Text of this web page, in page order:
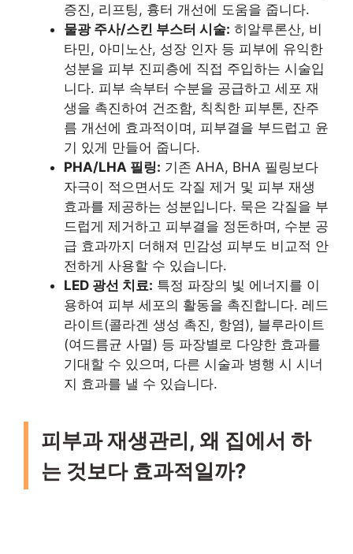
증진, 리프팅, 흉터 개선에 도움을 줍니다.
물광 주사/스킨 부스터 시술: 히알루론산, 비
타민, 아미노산, 성장 인자 등 피부에 유익한
성분을 피부 진피층에 직접 주입하는 시술입
니다. 피부 속부터 수분을 공급하고 세포 재
생을 촉진하여 건조함, 칙칙한 피부톤, 잔주
름 개선에 효과적이며, 피부결을 부드럽고 윤
기 있게 만들어 줍니다.
PHA/LHA 필링: 기존 AHA, BHA 필링보다
자극이 적으면서도 각질 제거 및 피부 재생
효과를 제공하는 성분입니다. 묵은 각질을 부
드럽게 제거하고 피부결을 정돈하며, 수분 공
급 효과까지 더해져 민감성 피부도 비교적 안
전하게 사용할 수 있습니다.
LED 광선 치료: 특정 파장의 빛 에너지를 이
용하여 피부 세포의 활동을 촉진합니다. 레드
라이트(콜라겐 생성 촉진, 항염), 블루라이트
(여드름균 사멸) 등 파장별로 다양한 효과를
기대할 수 있으며, 다른 시술과 병행 시 시너
지 효과를 낼 수 있습니다.
피부과 재생관리, 왜 집에서 하
는 것보다 효과적일까?